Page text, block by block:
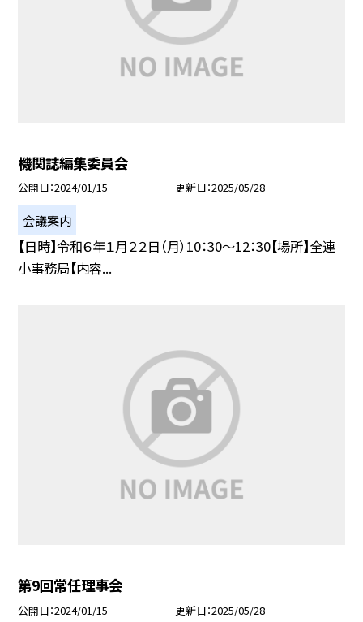
機関誌編集委員会
公開日 2024/01/15 更新日 2025/05/28
会議案内
【日時】令和６年１月２２日（月）10：30〜12：30【場所】全連
小事務局【内容...
第9回常任理事会
公開日 2024/01/15 更新日 2025/05/28